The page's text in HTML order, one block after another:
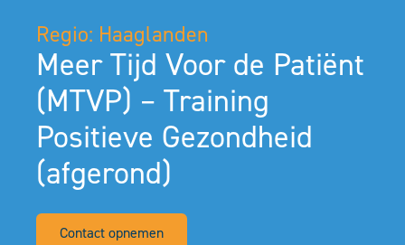
Regio: Haaglanden
Meer Tijd Voor de Patiënt
(MTVP) – Training
Positieve Gezondheid
(afgerond)
Contact opnemen